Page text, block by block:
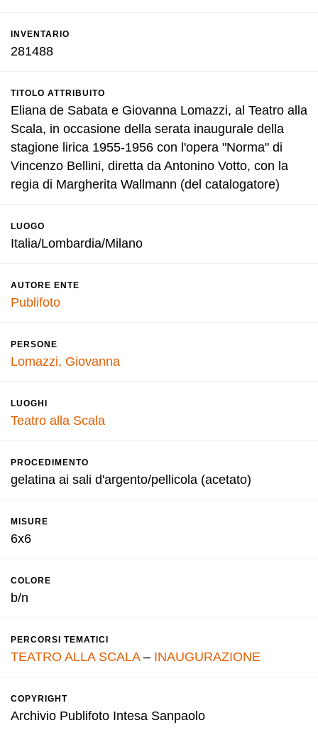
INVENTARIO
281488
TITOLO ATTRIBUITO
Eliana de Sabata e Giovanna Lomazzi, al Teatro alla
Scala, in occasione della serata inaugurale della
stagione lirica 1955-1956 con l'opera "Norma" di
Vincenzo Bellini, diretta da Antonino Votto, con la
regia di Margherita Wallmann (del catalogatore)
LUOGO
Italia/Lombardia/Milano
AUTORE ENTE
Publifoto
PERSONE
Lomazzi, Giovanna
LUOGHI
Teatro alla Scala
PROCEDIMENTO
gelatina ai sali d'argento/pellicola (acetato)
MISURE
6x6
COLORE
b/n
PERCORSI TEMATICI
TEATRO ALLA SCALA– INAUGURAZIONE
COPYRIGHT
Archivio Publifoto Intesa Sanpaolo